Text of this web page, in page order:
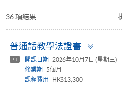
36 項結果
普通話教學法證書
PT 開課日期
2026年10月7日 (星期三)
修業期
5個月
課程費用
HK$13,300